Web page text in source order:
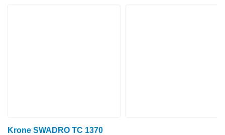
Krone SWADRO TC 1370